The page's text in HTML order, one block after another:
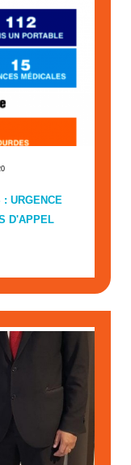
URGENCE
D'APPEL